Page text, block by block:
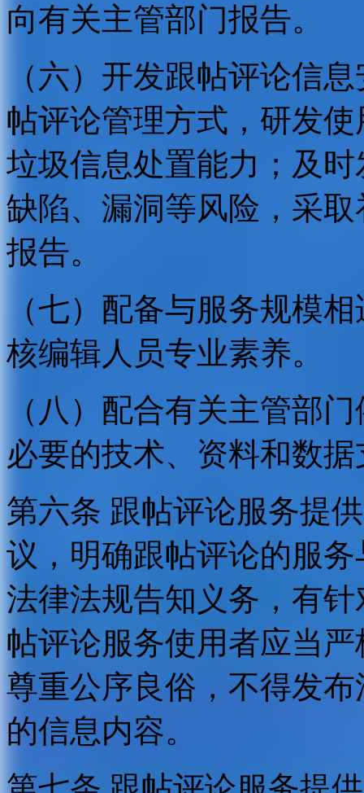
向有关主管部门报告。
（六）开发跟帖评论信
帖评论管理方式，研发
垃圾信息处置能力；及
缺陷、漏洞等风险，采
报告。
（七）配备与服务规模
核编辑人员专业素养。
（八）配合有关主管部
必要的技术、资料和数
第六条 跟帖评论服务提
议，明确跟帖评论的服
法律法规告知义务，有
帖评论服务使用者应当
尊重公序良俗，不得发
的信息内容。